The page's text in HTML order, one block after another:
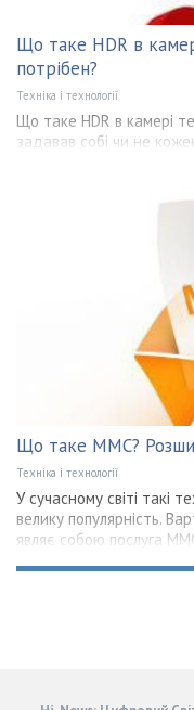
Що таке HDR в
потрібен?
Техніка і технології
Що таке HDR в камері
задавав собі чи не
Що таке ММС?
Техніка і технології
У сучасному світі такі
велику популярність.
являє собою послуга